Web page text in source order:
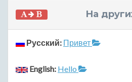
На
Русский: Привет
English: Hello